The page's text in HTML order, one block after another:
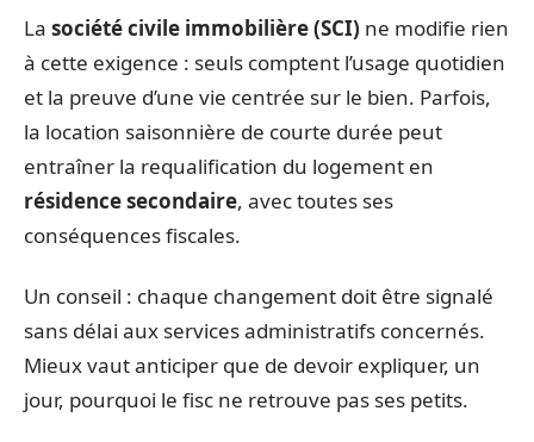
La société civile immobilière (SCI) ne modifie rien
à cette exigence : seuls comptent l’usage quotidien
et la preuve d’une vie centrée sur le bien. Parfois,
la location saisonnière de courte durée peut
entraîner la requalification du logement en
résidence secondaire, avec toutes ses
conséquences fiscales.
Un conseil : chaque changement doit être signalé
sans délai aux services administratifs concernés.
Mieux vaut anticiper que de devoir expliquer, un
jour, pourquoi le fisc ne retrouve pas ses petits.